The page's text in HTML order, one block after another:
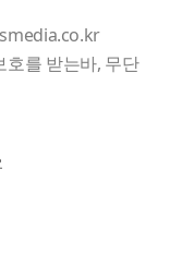
를 받는바, 무단